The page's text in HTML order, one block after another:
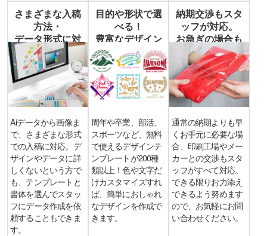
さまざまな入稿
方法・
データ形式に対
応
Aiデータから画像ま
で、さまざまな形式
での入稿に対応。デ
ザインやデータに詳
しくないという方で
も、テンプレートと
書体を選んでスタッ
フにデータ作成を依
頼することもできま
す。
目的や形状で選
べる！
豊富なデザイン
テンプレート
周年や卒業、部活、
スポーツなど、無料
で使えるデザインテ
ンプレートが200種
類以上！色や文字だ
けカスタマイズすれ
ば、簡単におしゃれ
なデザインを作成で
きます。
納期交渉もスタ
ッフが対応。
お急ぎの場合も
ご相談を！
通常の納期よりも早
くお手元に必要な場
合、印刷工場やメー
カーとの交渉もスタ
ッフがすべて対応。
できる限りお力添え
できるよう努めます
ので、お気軽にお問
い合わせください。